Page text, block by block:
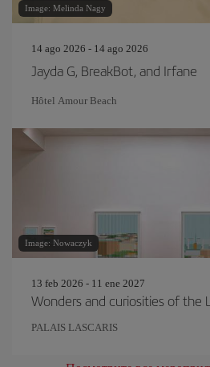
Image: Melinda Nagy
14 ago 2026 - 14 ago 2026
Jayda G, BreakBot, and Irfane
Hôtel Amour Beach
Image: Nowaczyk
13 feb 2026 - 11 ene 2027
Wonders and curiosities of the
PALAIS LASCARIS